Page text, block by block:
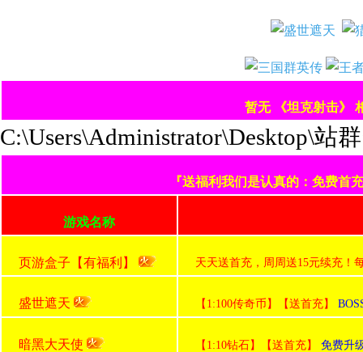
暂无 《坦克射击》
C:\Users\Administrator\Desktop\站
『送福利我们是认真的：免费首
游戏名称
页游盒子【有福利】 天天送首充，周周送15元续充！
盛世遮天 【1:100传奇币】【送首充】
暗黑大天使 【1:10钻石】【送首充】 免费升